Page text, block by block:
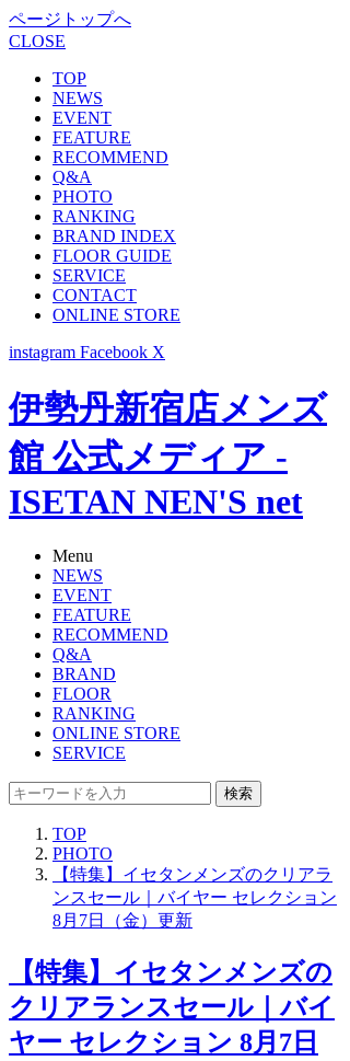
ページトップへ
CLOSE
TOP
NEWS
EVENT
FEATURE
RECOMMEND
Q&A
PHOTO
RANKING
BRAND INDEX
FLOOR GUIDE
SERVICE
CONTACT
ONLINE STORE
instagram Facebook X
伊勢丹新宿店メンズ
館 公式メディア -
ISETAN NEN'S net
Menu
NEWS
EVENT
FEATURE
RECOMMEND
Q&A
BRAND
FLOOR
RANKING
ONLINE STORE
SERVICE
検索
TOP
PHOTO
【特集】イセタンメンズのクリアラ
ンスセール｜バイヤー セレクション
8月7日（金）更新
【特集】イセタンメンズの
クリアランスセール｜バイ
ヤー セレクション 8月7日